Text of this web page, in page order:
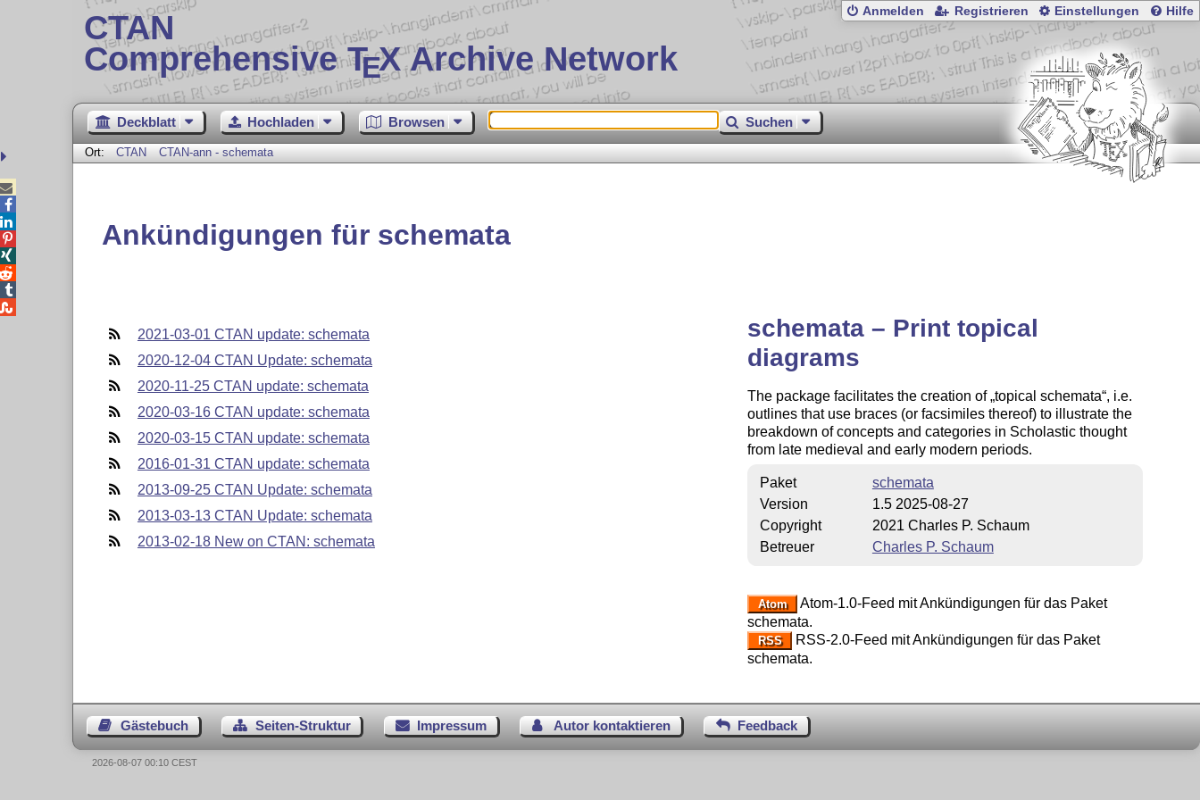
CTAN
Comprehensive TEX Archive Network
Anmelden Registrieren Einstellungen Hilfe
Deckblatt Hochladen Browsen Suchen
Ort: CTAN CTAN-ann - schemata
Ankündigungen für schemata
2021-03-01 CTAN update: schemata
2020-12-04 CTAN Update: schemata
2020-11-25 CTAN update: schemata
2020-03-16 CTAN update: schemata
2020-03-15 CTAN update: schemata
2016-01-31 CTAN update: schemata
2013-09-25 CTAN Update: schemata
2013-03-13 CTAN Update: schemata
2013-02-18 New on CTAN: schemata
schemata – Print topical
diagrams
The package facilitates the creation of topical schemata , i.e.
outlines that use braces (or facsimiles thereof) to illustrate the
breakdown of concepts and categories in Scholastic thought
from late medieval and early modern periods.
Paket
schemata
Version
1.5 2025-08-27
Copyright
2021 Charles P. Schaum
Betreuer
Charles P. Schaum
Atom
Atom-1.0-Feed mit Ankündigungen für das Paket
schemata.
RSS
RSS-2.0-Feed mit Ankündigungen für das Paket
schemata.
Gästebuch Seiten-Struktur Impressum Autor kontaktieren Feedback





2026-08-07 00:10 CEST